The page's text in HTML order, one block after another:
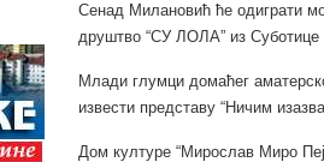
Сенад Милановић ће одиграти
друштво “СУ ЛОЛА” из Суботице
Млади глумци домаћег
извести представу “Ничим
Дом културе “Мирослав Миро